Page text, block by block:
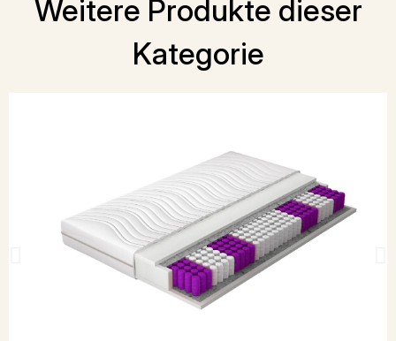
Weitere Produkte dieser
Kategorie